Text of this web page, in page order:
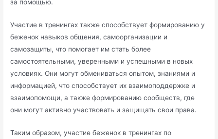
за помощью.
Участие в тренингах также способствует формированию у
беженок навыков общения, самоорганизации и
самозащиты, что помогает им стать более
самостоятельными, уверенными и успешными в новых
условиях. Они могут обмениваться опытом, знаниями и
информацией, что способствует их взаимоподдержке и
взаимопомощи, а также формированию сообществ, где
они могут активно участвовать и защищать свои права.
Таким образом, участие беженок в тренингах по